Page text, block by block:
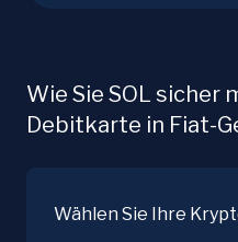
Wie Sie SOL
Debitkarte in Fiat-
Wählen Sie Ihre